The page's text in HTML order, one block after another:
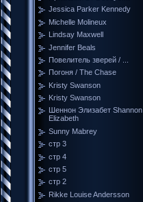
Jessica Parker Kennedy
Michelle Molineux
Lindsay Maxwell
Jennifer Beals
Повелитель зверей / ...
Погоня / The Chase
Kristy Swanson
Kristy Swanson
Шеннон Элизабет Shannon
Elizabeth
Sunny Mabrey
стр 3
стр 4
стр 5
стр 2
Rikke Louise Andersson